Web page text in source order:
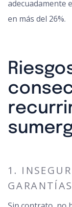
adecuadamente
en más del 26%.
1.
GARANTÍAS